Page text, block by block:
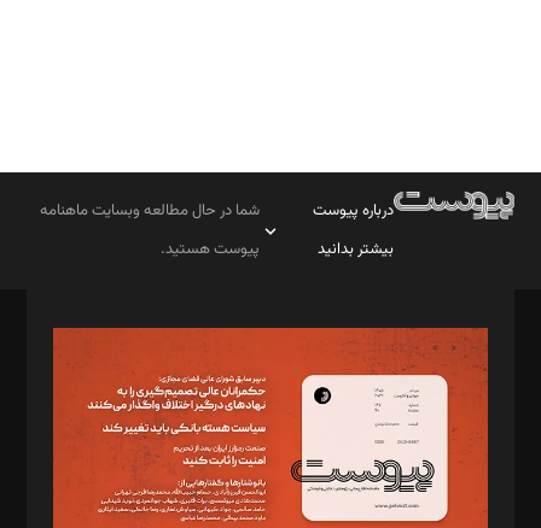
درباره پیوست
بیشتر بدانید
شما در حال مطالعه وبسایت ماهنامه
پیوست هستید.
مدیر مسئول: محمدباقر اثنی‌عشری
سردبیر: مهرک محمودی
دبیر تحریریه: میثم قاسمی
د‌بیر ناداستان: سمانه سمیع
د‌بیر خدمت و تجارت: ابوالفضل رجبی
د‌بیر حقوق فناوری: حسام‌الدین ایپکچی